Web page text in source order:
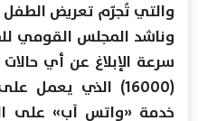
والتي تُجرّم تعريض الطفل
وناشد المجلس القومي
سرعة الإبلاغ عن أي
(16000) الذي يعمل